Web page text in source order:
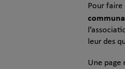
Pour
leur des
Une page